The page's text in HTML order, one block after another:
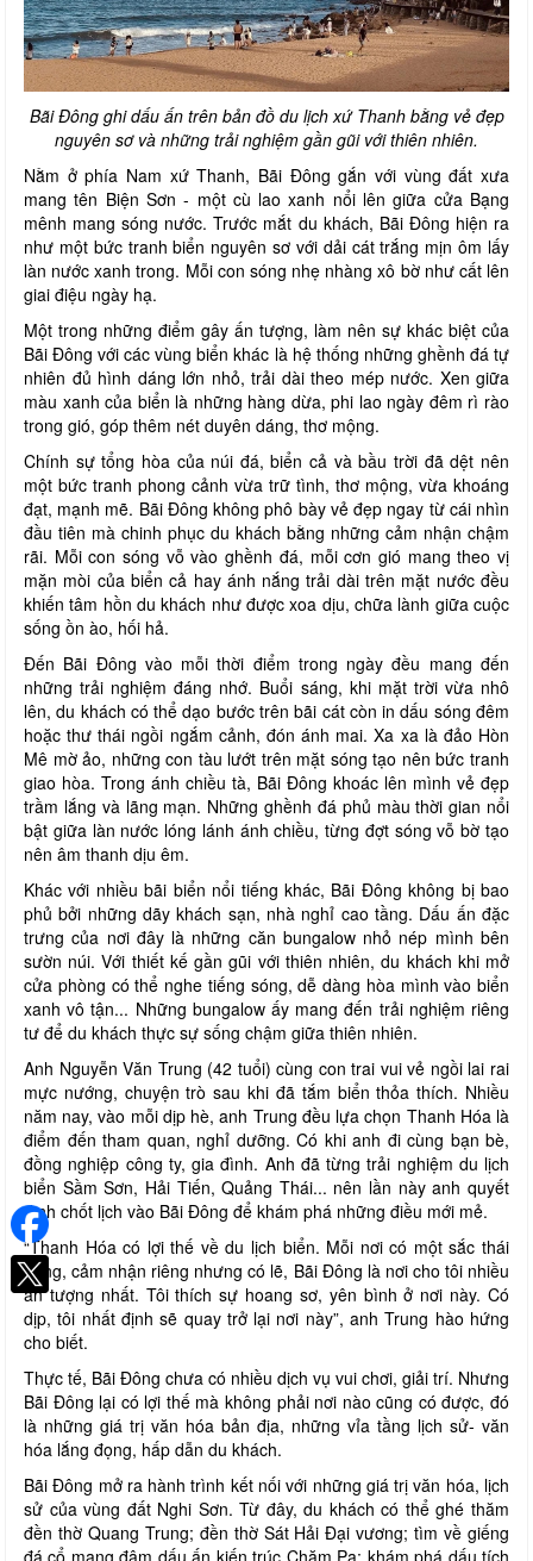
Bãi Đông ghi dấu ấn trên bản đồ du lịch xứ Thanh bằng vẻ đẹp
nguyên sơ và những trải nghiệm gần gũi với thiên nhiên.
Nằm ở phía Nam xứ Thanh, Bãi Đông gắn với vùng đất xưa
mang tên Biện Sơn - một cù lao xanh nổi lên giữa cửa Bạng
mênh mang sóng nước. Trước mắt du khách, Bãi Đông hiện ra
như một bức tranh biển nguyên sơ với dải cát trắng mịn ôm lấy
làn nước xanh trong. Mỗi con sóng nhẹ nhàng xô bờ như cất lên
giai điệu ngày hạ.
Một trong những điểm gây ấn tượng, làm nên sự khác biệt của
Bãi Đông với các vùng biển khác là hệ thống những ghềnh đá tự
nhiên đủ hình dáng lớn nhỏ, trải dài theo mép nước. Xen giữa
màu xanh của biển là những hàng dừa, phi lao ngày đêm rì rào
trong gió, góp thêm nét duyên dáng, thơ mộng.
Chính sự tổng hòa của núi đá, biển cả và bầu trời đã dệt nên
một bức tranh phong cảnh vừa trữ tình, thơ mộng, vừa khoáng
đạt, mạnh mẽ. Bãi Đông không phô bày vẻ đẹp ngay từ cái nhìn
đầu tiên mà chinh phục du khách bằng những cảm nhận chậm
rãi. Mỗi con sóng vỗ vào ghềnh đá, mỗi cơn gió mang theo vị
mặn mòi của biển cả hay ánh nắng trải dài trên mặt nước đều
khiến tâm hồn du khách như được xoa dịu, chữa lành giữa cuộc
sống ồn ào, hối hả.
Đến Bãi Đông vào mỗi thời điểm trong ngày đều mang đến
những trải nghiệm đáng nhớ. Buổi sáng, khi mặt trời vừa nhô
lên, du khách có thể dạo bước trên bãi cát còn in dấu sóng đêm
hoặc thư thái ngồi ngắm cảnh, đón ánh mai. Xa xa là đảo Hòn
Mê mờ ảo, những con tàu lướt trên mặt sóng tạo nên bức tranh
giao hòa. Trong ánh chiều tà, Bãi Đông khoác lên mình vẻ đẹp
trầm lắng và lãng mạn. Những ghềnh đá phủ màu thời gian nổi
bật giữa làn nước lóng lánh ánh chiều, từng đợt sóng vỗ bờ tạo
nên âm thanh dịu êm.
Khác với nhiều bãi biển nổi tiếng khác, Bãi Đông không bị bao
phủ bởi những dãy khách sạn, nhà nghỉ cao tầng. Dấu ấn đặc
trưng của nơi đây là những căn bungalow nhỏ nép mình bên
sườn núi. Với thiết kế gần gũi với thiên nhiên, du khách khi mở
cửa phòng có thể nghe tiếng sóng, dễ dàng hòa mình vào biển
xanh vô tận... Những bungalow ấy mang đến trải nghiệm riêng
tư để du khách thực sự sống chậm giữa thiên nhiên.
Anh Nguyễn Văn Trung (42 tuổi) cùng con trai vui vẻ ngồi lai rai
mực nướng, chuyện trò sau khi đã tắm biển thỏa thích. Nhiều
năm nay, vào mỗi dịp hè, anh Trung đều lựa chọn Thanh Hóa là
điểm đến tham quan, nghỉ dưỡng. Có khi anh đi cùng bạn bè,
đồng nghiệp công ty, gia đình. Anh đã từng trải nghiệm du lịch
biển Sầm Sơn, Hải Tiến, Quảng Thái... nên lần này anh quyết
định chốt lịch vào Bãi Đông để khám phá những điều mới mẻ.
“Thanh Hóa có lợi thế về du lịch biển. Mỗi nơi có một sắc thái
riêng, cảm nhận riêng nhưng có lẽ, Bãi Đông là nơi cho tôi nhiều
ấn tượng nhất. Tôi thích sự hoang sơ, yên bình ở nơi này. Có
dịp, tôi nhất định sẽ quay trở lại nơi này”, anh Trung hào hứng
cho biết.
Thực tế, Bãi Đông chưa có nhiều dịch vụ vui chơi, giải trí. Nhưng
Bãi Đông lại có lợi thế mà không phải nơi nào cũng có được, đó
là những giá trị văn hóa bản địa, những vỉa tầng lịch sử- văn
hóa lắng đọng, hấp dẫn du khách.
Bãi Đông mở ra hành trình kết nối với những giá trị văn hóa, lịch
sử của vùng đất Nghi Sơn. Từ đây, du khách có thể ghé thăm
đền thờ Quang Trung; đền thờ Sát Hải Đại vương; tìm về giếng
đá cổ mang đậm dấu ấn kiến trúc Chăm Pa; khám phá dấu tích